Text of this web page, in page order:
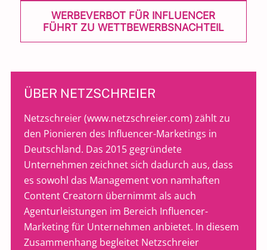
WERBEVERBOT FÜR INFLUENCER
FÜHRT ZU WETTBEWERBSNACHTEIL
ÜBER NETZSCHREIER
Netzschreier (www.netzschreier.com) zählt zu
den Pionieren des Influencer-Marketings in
Deutschland. Das 2015 gegründete
Unternehmen zeichnet sich dadurch aus, dass
es sowohl das Management von namhaften
Content Creatorn übernimmt als auch
Agenturleistungen im Bereich Influencer-
Marketing für Unternehmen anbietet. In diesem
Zusammenhang begleitet Netzschreier